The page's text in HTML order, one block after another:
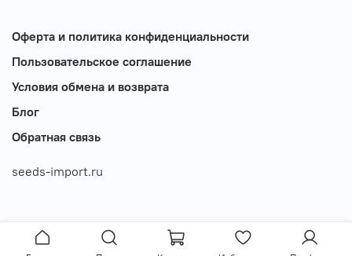
Оферта и политика конфиденциальности
Пользовательское соглашение
Условия обмена и возврата
Блог
Обратная связь
seeds-import.ru